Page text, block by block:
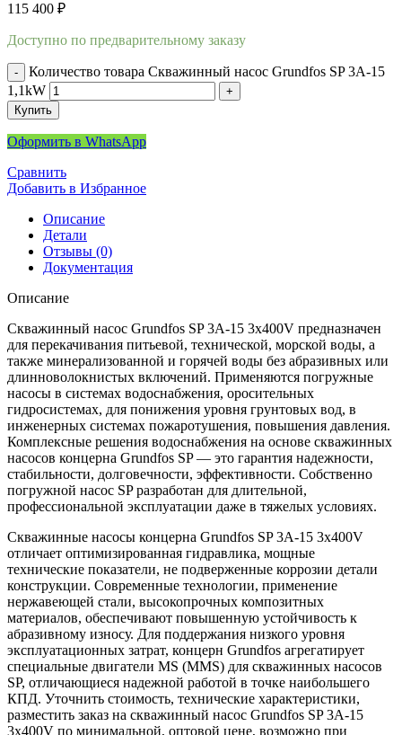
115 400 ₽
Доступно по предварительному заказу
Количество товара Скважинный насос Grundfos SP 3A-15
1,1kW
Купить
Оформить в WhatsApp
Сравнить
Добавить в Избранное
Описание
Детали
Отзывы (0)
Документация
Описание
Скважинный насос Grundfos SP 3A-15 3x400V предназначен
для перекачивания питьевой, технической, морской воды, а
также минерализованной и горячей воды без абразивных или
длинноволокнистых включений. Применяются погружные
насосы в системах водоснабжения, оросительных
гидросистемах, для понижения уровня грунтовых вод, в
инженерных системах пожаротушения, повышения давления.
Комплексные решения водоснабжения на основе скважинных
насосов концерна Grundfos SP — это гарантия надежности,
стабильности, долговечности, эффективности. Собственно
погружной насос SP разработан для длительной,
профессиональной эксплуатации даже в тяжелых условиях.
Скважинные насосы концерна Grundfos SP 3A-15 3x400V
отличает оптимизированная гидравлика, мощные
технические показатели, не подверженные коррозии детали
конструкции. Современные технологии, применение
нержавеющей стали, высокопрочных композитных
материалов, обеспечивают повышенную устойчивость к
абразивному износу. Для поддержания низкого уровня
эксплуатационных затрат, концерн Grundfos агрегатирует
специальные двигатели MS (MMS) для скважинных насосов
SP, отличающиеся надежной работой в точке наибольшего
КПД. Уточнить стоимость, технические характеристики,
разместить заказ на скважинный насос Grundfos SP 3A-15
3x400V по минимальной, оптовой цене, возможно при